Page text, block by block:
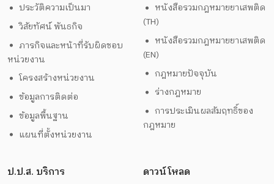
สงคราม(อาก้า) จำนวน 1 กระบอก พร้อมแม็กกาซีน กระสุนปืน
ขนาด 7.62 จำนวน 204 นัด และของกลางอื่นๆ
ประวัติความเป็นมา
วิสัยทัศน์ พันธกิจ
ภารกิจและหน้าที่รับผิดชอบ
หน่วยงาน
โครงสร้างหน่วยงาน
ข้อมูลการติดต่อ
ข้อมูลพื้นฐาน
แผนที่ตั้งหน่วยงาน
หนังสือรวมกฎหมายยาเสพติด
(TH)
หนังสือรวมกฎหมายยาเสพติด
(EN)
กฎหมายปัจจุบัน
ร่างกฎหมาย
การประเมินผลสัมฤทธิ์ของ
กฎหมาย
ป.ป.ส. บริการ ดาวน์โหลด